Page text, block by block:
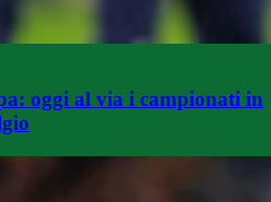
oggi al via i campionati in